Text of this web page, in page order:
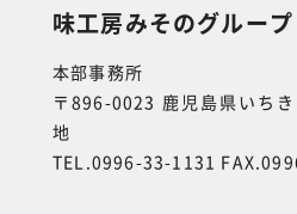
味工房みそのグループ
本部事務所
〒896-0023 鹿児島県いち
地
TEL.0996-33-1131